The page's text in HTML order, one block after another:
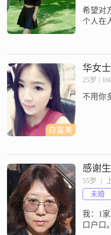
的家庭
希望对
个人在
一起
白富美
华女士
25岁 |
不用你
感谢
55岁  |
未婚
我：1
口户口